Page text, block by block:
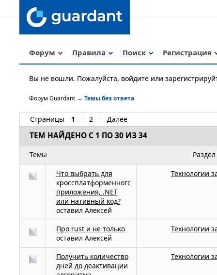
Форум Правила Поиск Регистрация
Вы не вошли. Пожалуйста, войдите или
Форум Guardant → Темы без ответа
Страницы 1 2 Далее
ТЕМ НАЙДЕНО С 1 ПО 30 ИЗ 34
Темы Раздел
Что выбрать для
кроссплатформенного
приложения, .NET
или нативный код?
оставил Алексей
Технологии
Про rust и не только
оставил Алексей
Технологии
Получить количество
дней до деактивации
Технологии